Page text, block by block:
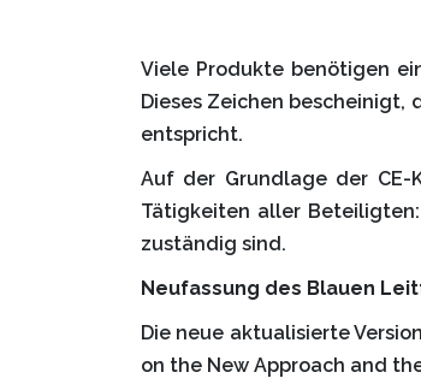
Viele Produkte benötigen
Dieses Zeichen bescheinigt,
entspricht.
Auf der Grundlage der CE-
Tätigkeiten aller
zuständig sind.
Neufassung des Blauen
Die neue aktualisierte
on the New Approach and